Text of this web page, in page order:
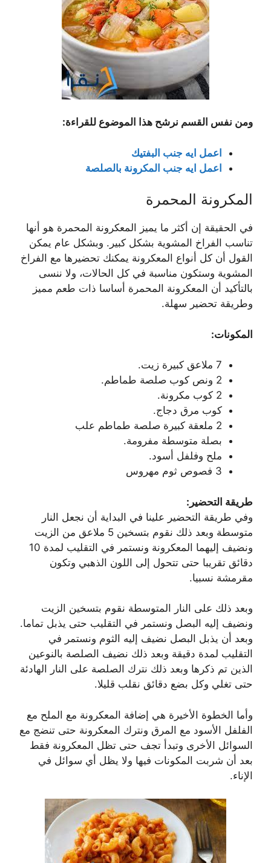
ومن نفس القسم نرشح هذا الموضوع للقراءة:
اعمل ايه جنب البفتيك
اعمل ايه جنب المكرونة بالصلصة
المكرونة المحمرة
في الحقيقة إن أكثر ما يميز المعكرونة المحمرة هو أنها
تناسب الفراخ المشوية بشكل كبير. وبشكل عام يمكن
القول أن كل أنواع المعكرونة يمكنك تحضيرها مع الفراخ
المشوية وستكون مناسبة في كل الحالات، ولا ننسى
بالتأكيد أن المعكرونة المحمرة أساسا ذات طعم مميز
وطريقة تحضير سهلة.
المكونات:
7 ملاعق كبيرة زيت.
2 ونص كوب صلصة طماطم.
2 كوب مكرونة.
كوب مرق دجاج.
2 ملعقة كبيرة صلصة طماطم علب
بصلة متوسطة مفرومة.
ملح وفلفل أسود.
3 فصوص ثوم مهروس
طريقة التحضير:
وفي طريقة التحضير علينا في البداية أن نجعل النار
متوسطة وبعد ذلك نقوم بتسخين 5 ملاعق من الزيت
ونضيف إليهما المعكرونة ونستمر في التقليب لمدة 10
دقائق تقريبا حتى تتحول إلى اللون الذهبي وتكون
مقرمشة نسبيا.
وبعد ذلك على النار المتوسطة نقوم بتسخين الزيت
ونضيف إليه البصل ونستمر في التقليب حتى يذبل تماما.
وبعد أن يذبل البصل نضيف إليه الثوم ونستمر في
التقليب لمدة دقيقة وبعد ذلك نضيف الصلصة بالنوعين
الذين تم ذكرها وبعد ذلك نترك الصلصة على النار الهادئة
حتى تغلي وكل بضع دقائق نقلب قليلا.
وأما الخطوة الأخيرة هي إضافة المعكرونة مع الملح مع
الفلفل الأسود مع المرق ونترك المعكرونة حتى تنضج مع
السوائل الأخرى وتبدأ تجف حتى تظل المعكرونة فقط
بعد أن شربت المكونات فيها ولا يظل أي سوائل في
الإناء.